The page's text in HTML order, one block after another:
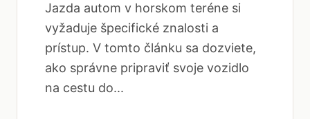
Jazda autom v horskom teréne si
vyžaduje špecifické znalosti a
prístup. V tomto článku sa dozviete,
ako správne pripraviť svoje vozidlo
na cestu do...